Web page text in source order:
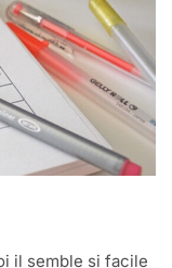
il semble si facile